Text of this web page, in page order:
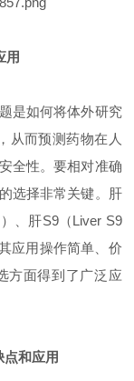
用
是如何将体外研究
从而预测药物在人
全性。要相对准确
选择非常关键。肝
、肝S9（Liver S9
应用操作简单、价
方面得到了广泛应
和应用